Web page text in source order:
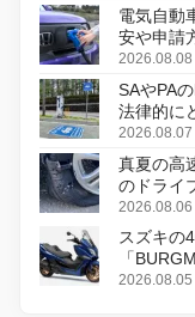
電気自動
安や申請
2026.08.08
SAやPA
法律的に
2026.08.07
真夏の高
のドライ
2026.08.06
スズキの
「
変更し、
2026.08.05